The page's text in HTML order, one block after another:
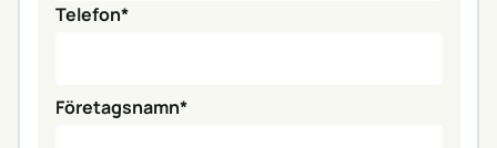
Telefon*
Företagsnamn*